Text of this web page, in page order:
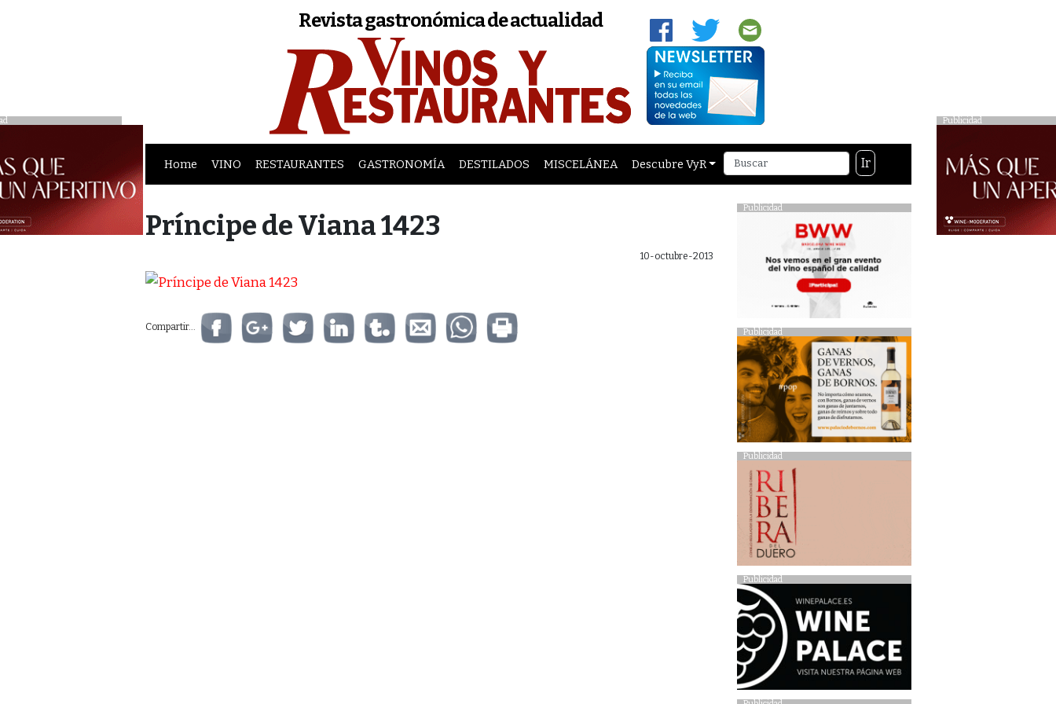
Publicidad
Revista gastronómica de actualidad
Home VINO RESTAURANTES GASTRONOMÍA DESTILADOS MISCELÁNEA Descubre VyR Ir
Príncipe de Viana 1423
10-octubre-2013
Compartir...
Publicidad
Publicidad
Publicidad
Publicidad